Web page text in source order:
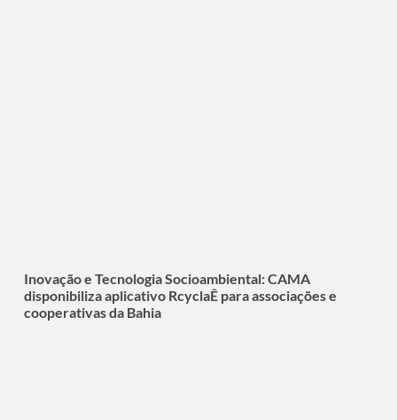
Inovação e Tecnologia Socioambiental: CAMA
disponibiliza aplicativo RcyclaÊ para associações e
cooperativas da Bahia